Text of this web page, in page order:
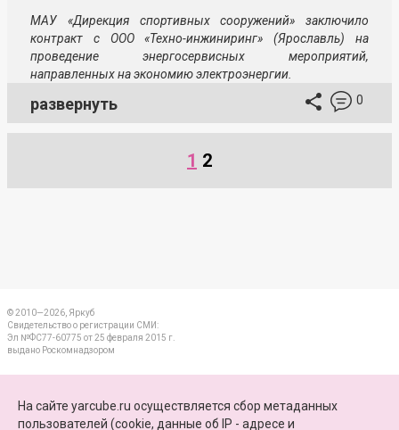
МАУ «Дирекция спортивных сооружений» заключило
контракт с ООО «Техно-инжиниринг» (Ярославль) на
проведение энергосервисных мероприятий,
направленных на экономию электроэнергии.
развернуть 0
1 2
© 2010—2026, Яркуб
Свидетельство о регистрации СМИ:
Эл №ФС77-60775 от 25 февраля 2015 г.
выдано Роскомнадзором
ПАРТНЕРЫ
На сайте yarcube.ru осуществляется сбор метаданных
пользователей (cookie, данные об IP - адресе и